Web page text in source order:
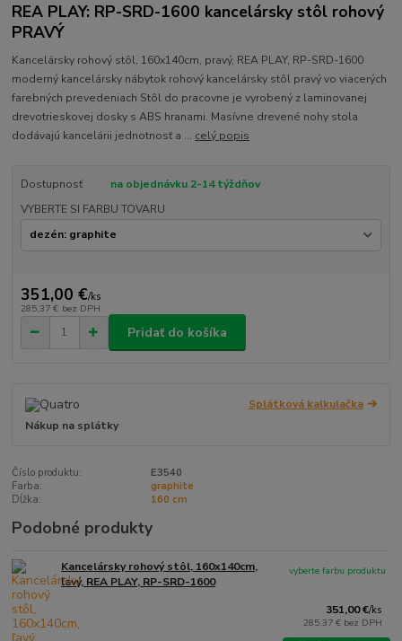
REA PLAY: RP-SRD-1600 kancelársky stôl rohový
PRAVÝ
Kancelársky rohový stôl, 160x140cm, pravý, REA PLAY, RP-SRD-1600
moderný kancelársky nábytok rohový kancelársky stôl pravý vo viacerých
farebných prevedeniach Stôl do pracovne je vyrobený z laminovanej
drevotrieskovej dosky s ABS hranami. Masívne drevené nohy stola
dodávajú kancelárii jednotnosť a ... celý popis
Dostupnosť
na objednávku 2-14 týždňov
VYBERTE SI FARBU TOVARU
351,00 €/ks
285,37 € bez DPH
Pridať do košíka
Splátková kalkulačka
Nákup na splátky
Číslo produktu:
E3540
Farba:
graphite
Dĺžka:
160 cm
Podobné produkty
Kancelársky rohový stôl, 160x140cm,
ľavý, REA PLAY, RP-SRD-1600
351,00 €/ks
285,37 € bez DPH
vyberte farbu produktu